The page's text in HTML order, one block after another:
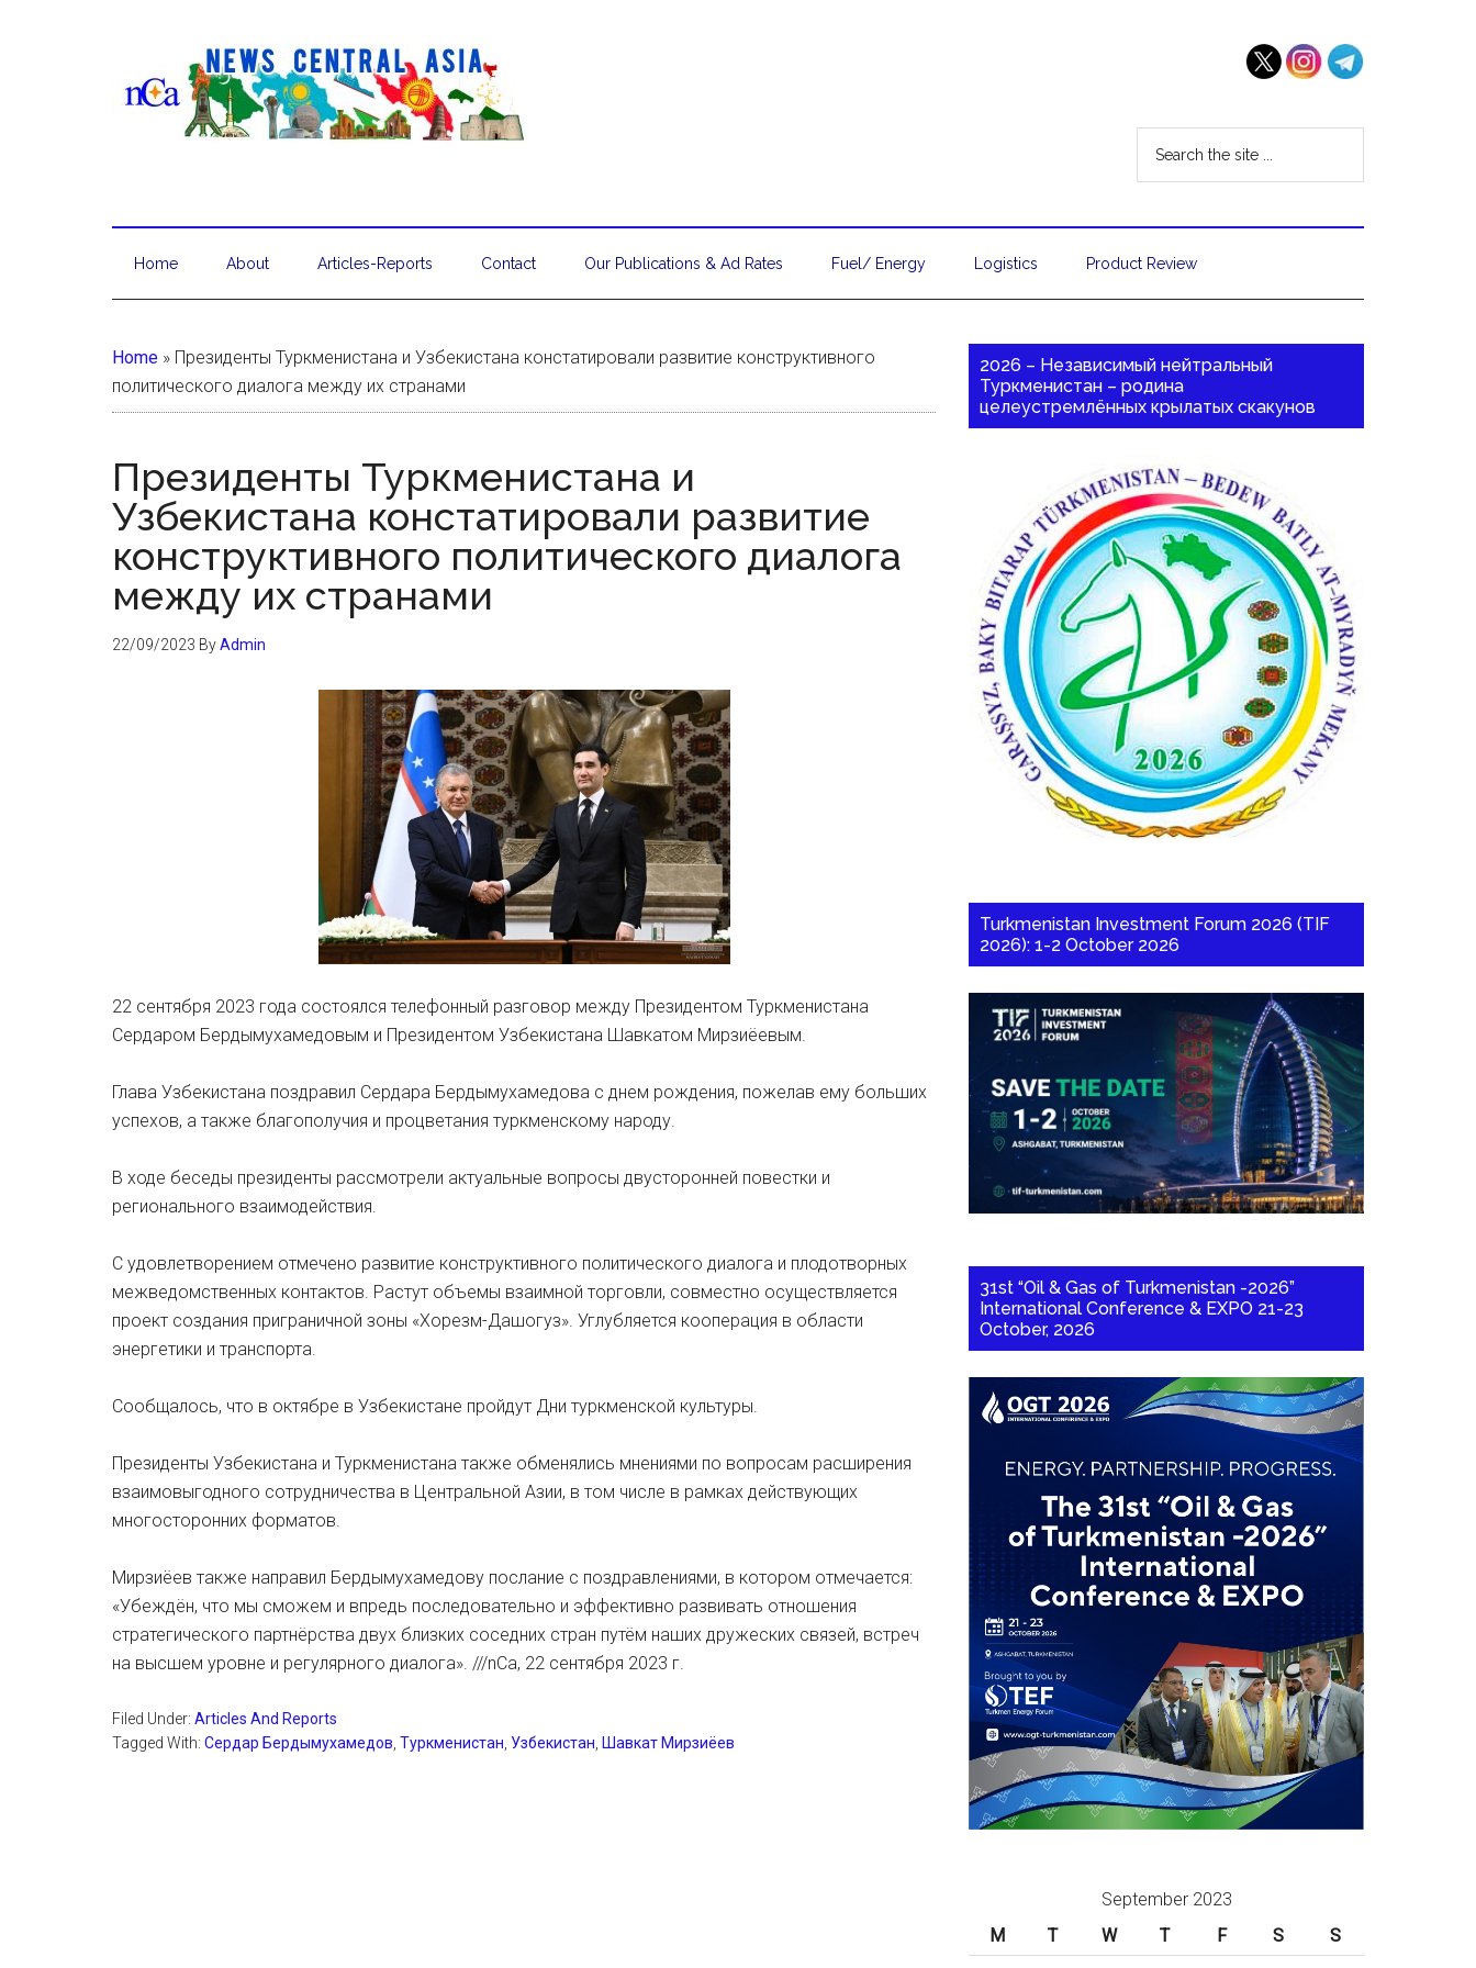
Home About Articles-Reports Contact Our Publications & Ad Rates Fuel/ Energy Logistics Product Review
Home » Президенты Туркменистана и Узбекистана констатировали развитие конструктивного
политического диалога между их странами
Президенты Туркменистана и
Узбекистана констатировали развитие
конструктивного политического диалога
между их странами
22/09/2023 ByAdmin
22 сентября 2023 года состоялся телефонный разговор между Президентом Туркменистана
Сердаром Бердымухамедовым и Президентом Узбекистана Шавкатом Мирзиёевым.
Глава Узбекистана поздравил Сердара Бердымухамедова с днем рождения, пожелав ему больших
успехов, а также благополучия и процветания туркменскому народу.
В ходе беседы президенты рассмотрели актуальные вопросы двусторонней повестки и
регионального взаимодействия.
С удовлетворением отмечено развитие конструктивного политического диалога и плодотворных
межведомственных контактов. Растут объемы взаимной торговли, совместно осуществляется
проект создания приграничной зоны «Хорезм-Дашогуз». Углубляется кооперация в области
энергетики и транспорта.
Сообщалось, что в октябре в Узбекистане пройдут Дни туркменской культуры.
Президенты Узбекистана и Туркменистана также обменялись мнениями по вопросам расширения
взаимовыгодного сотрудничества в Центральной Азии, в том числе в рамках действующих
многосторонних форматов.
Мирзиёев также направил Бердымухамедову послание с поздравлениями, в котором отмечается:
«Убеждён, что мы сможем и впредь последовательно и эффективно развивать отношения
стратегического партнёрства двух близких соседних стран путём наших дружеских связей, встреч
на высшем уровне и регулярного диалога». ///nCa, 22 сентября 2023 г.
Filed Under: Articles And Reports
Tagged With: Сердар Бердымухамедов Туркменистан Узбекистан Шавкат Мирзиёев
2026 – Независимый нейтральный
Туркменистан – родина
целеустремлённых крылатых скакунов
Turkmenistan Investment Forum 2026 (TIF
2026): 1-2 October 2026
31st “Oil & Gas of Turkmenistan -2026”
International Conference & EXPO 21-23
October, 2026
September 2023
M
T W T F S S